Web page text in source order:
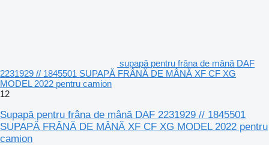
supapă pentru frâna de mână DAF
2231929 // 1845501 SUPAPĂ FRÂNĂ DE MÂNĂ XF CF XG
MODEL 2022 pentru camion
12
Supapă pentru frâna de mână DAF 2231929 // 1845501
SUPAPĂ FRÂNĂ DE MÂNĂ XF CF XG MODEL 2022 pentru
camion